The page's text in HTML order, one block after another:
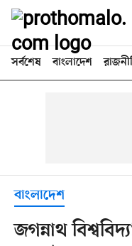
সর্বশেষ বাংলাদেশ
বাংলাদেশ
জগন্নাথ